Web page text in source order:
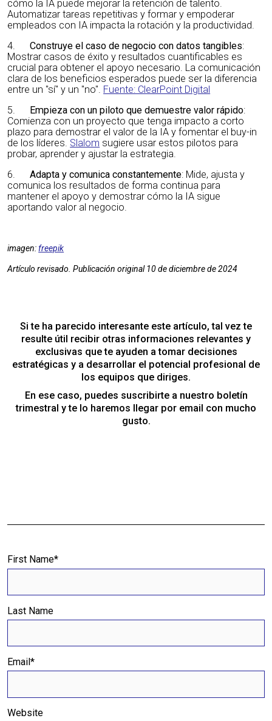
cómo la IA puede mejorar la retención de talento.
Automatizar tareas repetitivas y formar y empoderar
empleados con IA impacta la rotación y la productividad.
4.Construye el caso de negocio con datos tangibles:
Mostrar casos de éxito y resultados cuantificables es
crucial para obtener el apoyo necesario. La comunicación
clara de los beneficios esperados puede ser la diferencia
entre un "sí" y un "no". Fuente: ClearPoint Digital
5. Empieza con un piloto que demuestre valor rápido:
Comienza con un proyecto que tenga impacto a corto
plazo para demostrar el valor de la IA y fomentar el buy-in
de los líderes. Slalom sugiere usar estos pilotos para
probar, aprender y ajustar la estrategia.
6.Adapta y comunica constantemente: Mide, ajusta y
comunica los resultados de forma continua para
mantener el apoyo y demostrar cómo la IA sigue
aportando valor al negocio.
imagen: freepik
Artículo revisado. Publicación original 10 de diciembre de 2024
Si te ha parecido interesante este artículo, tal vez te
resulte útil recibir otras informaciones relevantes y
exclusivas que te ayuden a tomar decisiones
estratégicas y a desarrollar el potencial profesional de
los equipos que diriges.
En ese caso, puedes suscribirte a nuestro boletín
trimestral y te lo haremos llegar por email con mucho
gusto.
First Name*
Last Name
Email*
Website